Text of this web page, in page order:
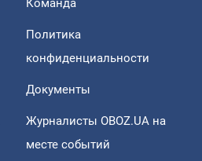
Команда
Политика
конфиденциальности
Документы
Журналисты OBOZ.UA на
месте событий